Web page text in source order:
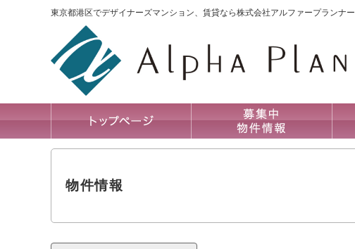
東京都港区でデザイナーズマンション、賃貸なら株式会社アルファープランナー
物件情報